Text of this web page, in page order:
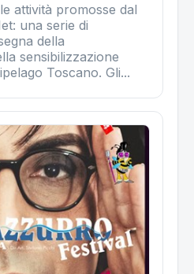
attività promosse dal
una serie di
della
sensibilizzazione
Toscano. Gli...